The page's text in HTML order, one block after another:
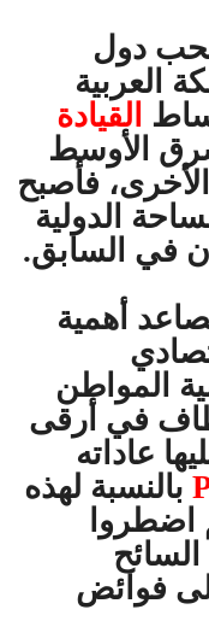
دول
العربية
القيادة
الأوسط
فأصبح
الدولية
في السابق.
أهمية
المواطن
في أرقى
عاداته
بالنسبة لهذه
اضطروا
السائح
فوائض